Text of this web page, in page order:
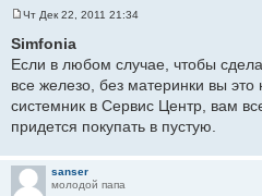
о
о
б
е
н
е
Чт Дек 22, 2011 21:34
Simfonia
Если в любом случае, чтобы
все железо, без материнки вы
системник в Сервис Центр, вам
придется покупать в пустую.
sanser
молодой папа